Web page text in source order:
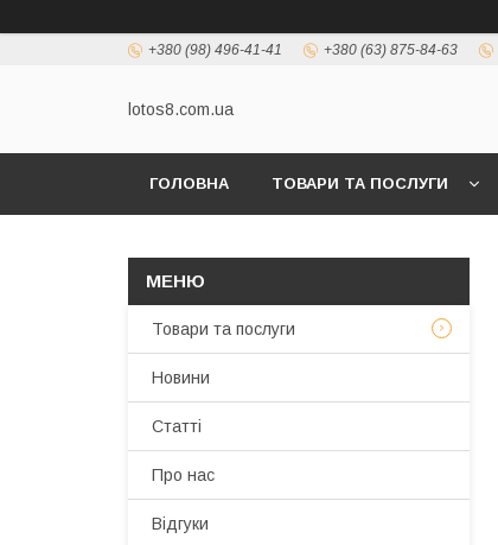
+380 (98) 496-41-41 +380 (63) 875-84-63
lotos8.com.ua
ГОЛОВНА ТОВАРИ ТА ПОСЛУГИ
Товари та послуги
Новини
Статті
Про нас
Відгуки